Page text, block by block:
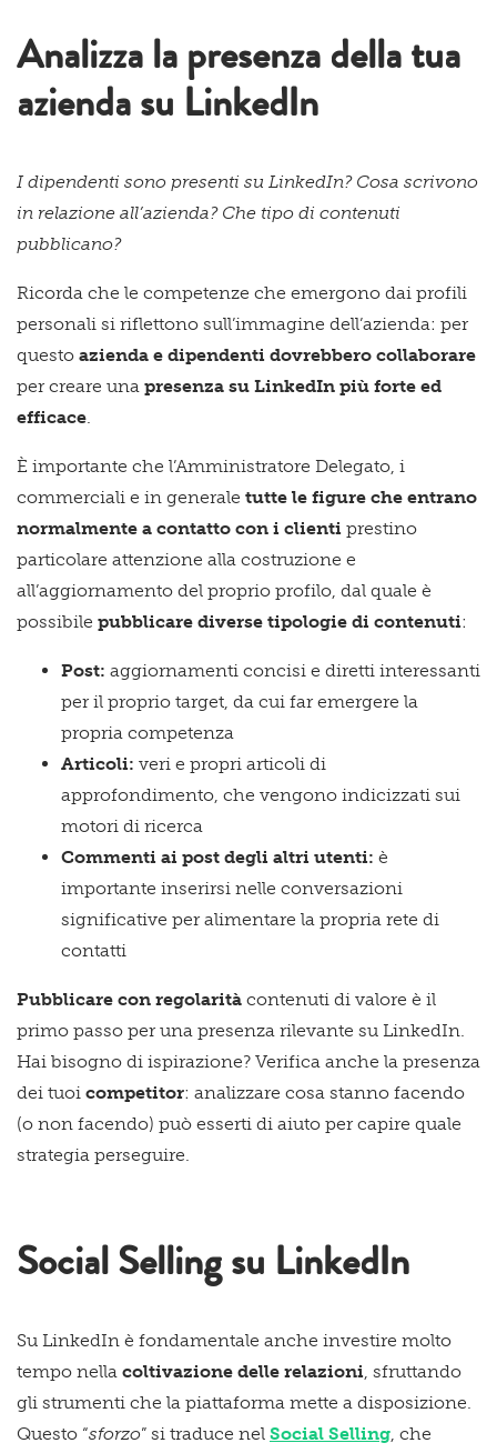
Analizza la presenza della tua
azienda su LinkedIn
I dipendenti sono presenti su LinkedIn? Cosa scrivono
in relazione all’azienda? Che tipo di contenuti
pubblicano?
Ricorda che le competenze che emergono dai profili
personali si riflettono sull’immagine dell’azienda: per
questo azienda e dipendenti dovrebbero collaborare
per creare una presenza su LinkedIn più forte ed
efficace.
È importante che l’Amministratore Delegato, i
commerciali e in generale tutte le figure che entrano
normalmente a contatto con i clienti prestino
particolare attenzione alla costruzione e
all’aggiornamento del proprio profilo, dal quale è
possibile pubblicare diverse tipologie di contenuti:
Post: aggiornamenti concisi e diretti interessanti
per il proprio target, da cui far emergere la
propria competenza
Articoli: veri e propri articoli di
approfondimento, che vengono indicizzati sui
motori di ricerca
Commenti ai post degli altri utenti: è
importante inserirsi nelle conversazioni
significative per alimentare la propria rete di
contatti
Pubblicare con regolarità contenuti di valore è il
primo passo per una presenza rilevante su LinkedIn.
Hai bisogno di ispirazione? Verifica anche la presenza
dei tuoi competitor: analizzare cosa stanno facendo
(o non facendo) può esserti di aiuto per capire quale
strategia perseguire.
Social Selling su LinkedIn
Su LinkedIn è fondamentale anche investire molto
tempo nella coltivazione delle relazioni, sfruttando
gli strumenti che la piattaforma mette a disposizione.
Questo “sforzo” si traduce nel Social Selling, che